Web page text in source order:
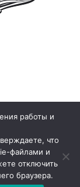
стр. 1
работы и
что
файлами и
отключить
браузера.